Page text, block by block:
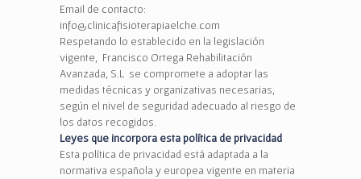
Email de contacto:
info@clinicafisioterapiaelche.com
Respetando lo establecido en la legislación
vigente, Francisco Ortega Rehabilitación
Avanzada, S.L se compromete a adoptar las
medidas técnicas y organizativas necesarias,
según el nivel de seguridad adecuado al riesgo de
los datos recogidos.
Leyes que incorpora esta política de privacidad
Esta política de privacidad está adaptada a la
normativa española y europea vigente en materia